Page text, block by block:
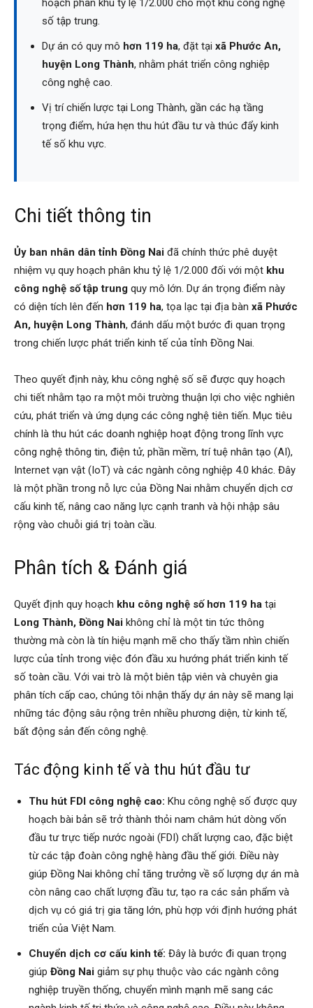
hoạch phân khu tỷ lệ 1/2.000 cho một khu công nghệ
số tập trung.
Dự án có quy mô hơn 119 ha, đặt tại xã Phước An,
huyện Long Thành, nhằm phát triển công nghiệp
công nghệ cao.
Vị trí chiến lược tại Long Thành, gần các hạ tầng
trọng điểm, hứa hẹn thu hút đầu tư và thúc đẩy kinh
tế số khu vực.
Chi tiết thông tin
Ủy ban nhân dân tỉnh Đồng Nai đã chính thức phê duyệt
nhiệm vụ quy hoạch phân khu tỷ lệ 1/2.000 đối với một khu
công nghệ số tập trung quy mô lớn. Dự án trọng điểm này
có diện tích lên đến hơn 119 ha, tọa lạc tại địa bàn xã Phước
An, huyện Long Thành, đánh dấu một bước đi quan trọng
trong chiến lược phát triển kinh tế của tỉnh Đồng Nai.
Theo quyết định này, khu công nghệ số sẽ được quy hoạch
chi tiết nhằm tạo ra một môi trường thuận lợi cho việc nghiên
cứu, phát triển và ứng dụng các công nghệ tiên tiến. Mục tiêu
chính là thu hút các doanh nghiệp hoạt động trong lĩnh vực
công nghệ thông tin, điện tử, phần mềm, trí tuệ nhân tạo (AI),
Internet vạn vật (IoT) và các ngành công nghiệp 4.0 khác. Đây
là một phần trong nỗ lực của Đồng Nai nhằm chuyển dịch cơ
cấu kinh tế, nâng cao năng lực cạnh tranh và hội nhập sâu
rộng vào chuỗi giá trị toàn cầu.
Phân tích & Đánh giá
Quyết định quy hoạch khu công nghệ số hơn 119 ha tại
Long Thành, Đồng Nai không chỉ là một tin tức thông
thường mà còn là tín hiệu mạnh mẽ cho thấy tầm nhìn chiến
lược của tỉnh trong việc đón đầu xu hướng phát triển kinh tế
số toàn cầu. Với vai trò là một biên tập viên và chuyên gia
phân tích cấp cao, chúng tôi nhận thấy dự án này sẽ mang lại
những tác động sâu rộng trên nhiều phương diện, từ kinh tế,
bất động sản đến công nghệ.
Tác động kinh tế và thu hút đầu tư
Thu hút FDI công nghệ cao: Khu công nghệ số được quy
hoạch bài bản sẽ trở thành thỏi nam châm hút dòng vốn
đầu tư trực tiếp nước ngoài (FDI) chất lượng cao, đặc biệt
từ các tập đoàn công nghệ hàng đầu thế giới. Điều này
giúp Đồng Nai không chỉ tăng trưởng về số lượng dự án mà
còn nâng cao chất lượng đầu tư, tạo ra các sản phẩm và
dịch vụ có giá trị gia tăng lớn, phù hợp với định hướng phát
triển của Việt Nam.
Chuyển dịch cơ cấu kinh tế: Đây là bước đi quan trọng
giúp Đồng Nai giảm sự phụ thuộc vào các ngành công
nghiệp truyền thống, chuyển mình mạnh mẽ sang các